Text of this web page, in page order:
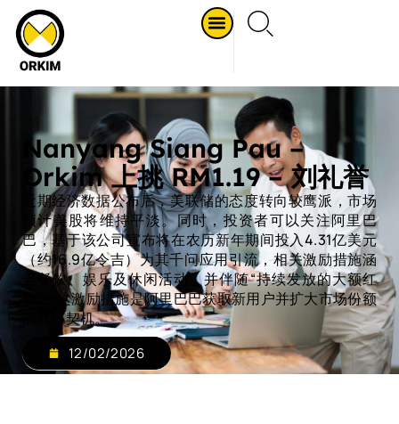
Nanyang Siang Pau –
Orkim 上挑 RM1.19 – 刘礼誉
近期经济数据公布后，美联储的态度转向较鹰派，市场
预计美股将维持平淡。同时，投资者可以关注阿里巴
巴，基于该公司宣布将在农历新年期间投入4.31亿美元
（约16.9亿令吉）为其千问应用引流，相关激励措施涵
盖餐饮、娱乐及休闲活动，并伴随“持续发放的大额红
包”。这激励措施是阿里巴巴获取新用户并扩大市场份额
的战略契机。
12/02/2026